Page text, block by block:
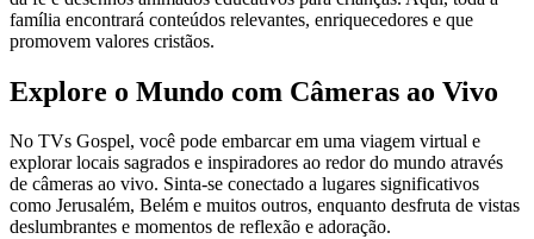
família encontrará conteúdos relevantes, enriquecedores e que
promovem valores cristãos.
Explore o Mundo com Câmeras ao Vivo
No TVs Gospel, você pode embarcar em uma viagem virtual e
explorar locais sagrados e inspiradores ao redor do mundo através
de câmeras ao vivo. Sinta-se conectado a lugares significativos
como Jerusalém, Belém e muitos outros, enquanto desfruta de vistas
deslumbrantes e momentos de reflexão e adoração.